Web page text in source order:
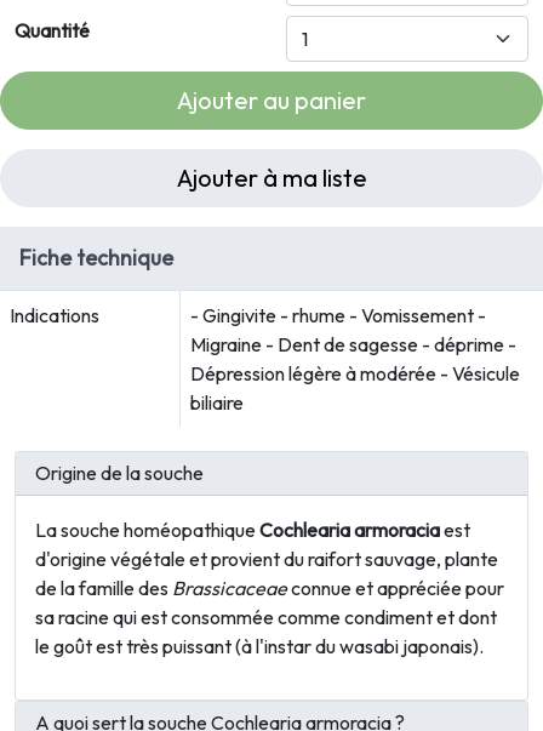
Quantité
Ajouter au panier
Ajouter à ma liste
Fiche technique
Indications
- Gingivite - rhume - Vomissement -
Migraine - Dent de sagesse - déprime -
Dépression légère à modérée - Vésicule
biliaire
Origine de la souche
La souche homéopathiqueCochlearia armoraciaest
d'origine végétale et provient du raifort sauvage, plante
de la famille des Brassicaceaeconnue et appréciée pour
sa racine qui est consommée comme condiment et dont
le goût est très puissant (à l'instar du wasabi japonais).
A quoi sert la souche Cochlearia armoracia ?